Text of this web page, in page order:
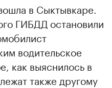
в Сыктывкаре.
ГИБДД остановили
водительское
как выяснилось в
также другому